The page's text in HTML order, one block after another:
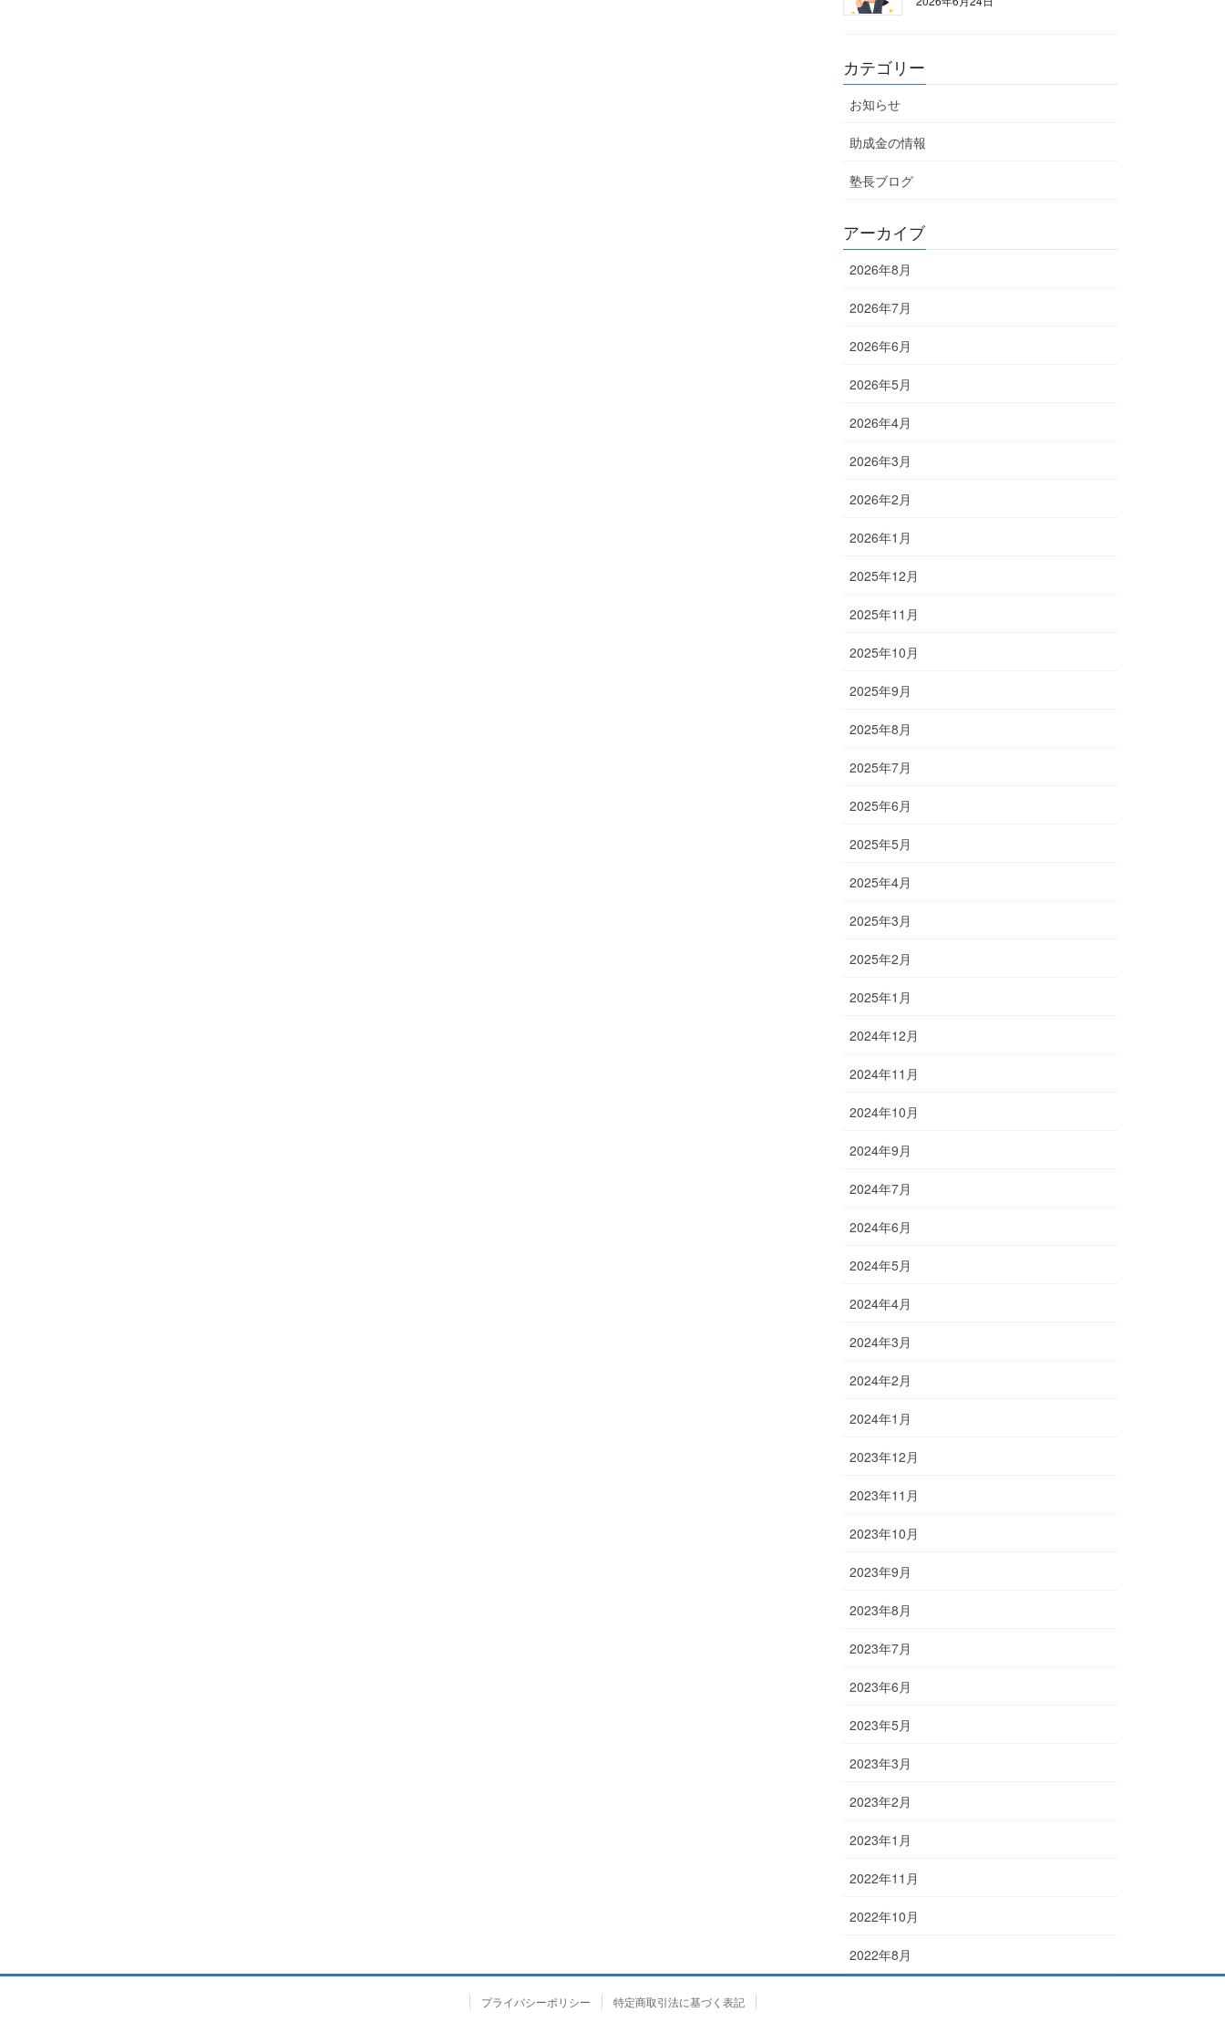
カテゴリー
お知らせ
助成金の情報
塾長ブログ
アーカイブ
2026年8月
2026年7月
2026年6月
2026年5月
2026年4月
2026年3月
2026年2月
2026年1月
2025年12月
2025年11月
2025年10月
2025年9月
2025年8月
2025年7月
2025年6月
2025年5月
2025年4月
2025年3月
2025年2月
2025年1月
2024年12月
2024年11月
2024年10月
2024年9月
2024年7月
2024年6月
2024年5月
2024年4月
2024年3月
2024年2月
2024年1月
2023年12月
2023年11月
2023年10月
2023年9月
2023年8月
2023年7月
2023年6月
2023年5月
2023年3月
2023年2月
2023年1月
2022年11月
2022年10月
2022年8月
プライバシーポリシー 特定商取引法に基づく表記